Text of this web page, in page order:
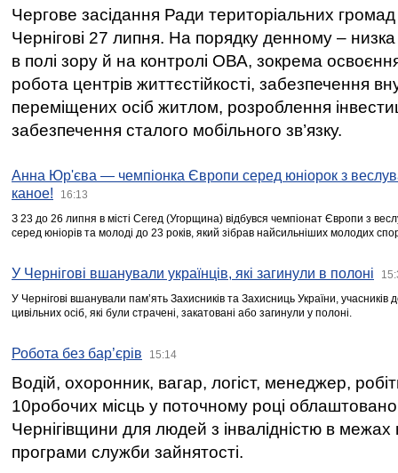
Чергове засідання Ради територіальних громад
Чернігові 27 липня. На порядку денному –
в полі зору й на контролі ОВА, зокрема освоєння
робота центрів життєстійкості, забезпечення
переміщених осіб житлом, розроблення
забезпечення сталого мобільного зв’язку.
Анна Юр'єва — чемпіонка Європи серед юніорок з
каное!
16:13
З 23 до 26 липня в місті Сегед (Угорщина) відбувся чемпіонат Європи з
серед юніорів та молоді до 23 років, який зібрав найсильніших молодих
У Чернігові вшанували українців, які загинули в полоні
У Чернігові вшанували пам’ять Захисників та Захисниць України,
цивільних осіб, які були страчені, закатовані або загинули у полоні.
Робота без бар’єрів 15:14
Водій, охоронник, вагар, логіст, менеджер,
10робочих місць у поточному році
Чернігівщини для людей з інвалідністю в межах
програми служби зайнятості.